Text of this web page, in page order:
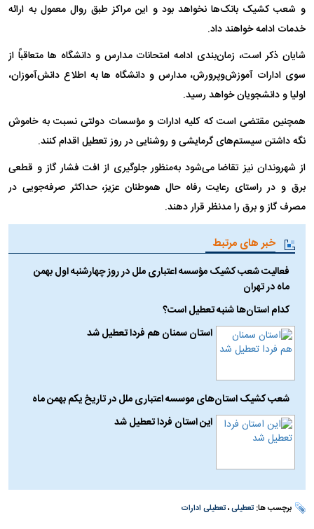
و شعب کشیک بانک‌ها نخواهد بود و این مراکز طبق روال معمول به ارائه
خدمات ادامه خواهند داد.
شایان ذکر است، زمان‌بندی ادامه امتحانات مدارس و دانشگاه ها متعاقباً از
سوی ادارات آموزش‌وپرورش، مدارس و دانشگاه ها به اطلاع دانش‌آموزان،
اولیا و دانشجویان خواهد رسید.
همچنین مقتضی است که کلیه ادارات و مؤسسات دولتی نسبت به خاموش
نگه داشتن سیستم‌های گرمایشی و روشنایی در روز تعطیل اقدام کنند.
از شهروندان نیز تقاضا می‌شود به‌منظور جلوگیری از افت فشار گاز و قطعی
برق و در راستای رعایت رفاه حال هموطنان عزیز، حداکثر صرفه‌جویی در
مصرف گاز و برق را مدنظر قرار دهند.
خبر های مرتبط
فعالیت شعب کشیک مؤسسه اعتباری ملل در روز چهارشنبه اول بهمن
ماه در تهران
کدام استان‌ها شنبه تعطیل است؟
استان سمنان هم فردا تعطیل شد
شعب کشیک استان‌های موسسه اعتباری ملل در تاریخ یکم بهمن ماه
این استان فردا تعطیل شد
برچسب ها:تعطیلی،تعطیلی ادارات